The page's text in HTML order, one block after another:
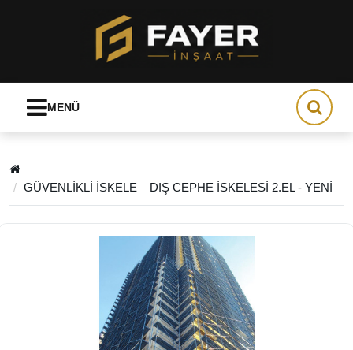
MENÜ
GÜVENLİKLİ İSKELE – DIŞ CEPHE İSKELESİ 2.EL - YENİ